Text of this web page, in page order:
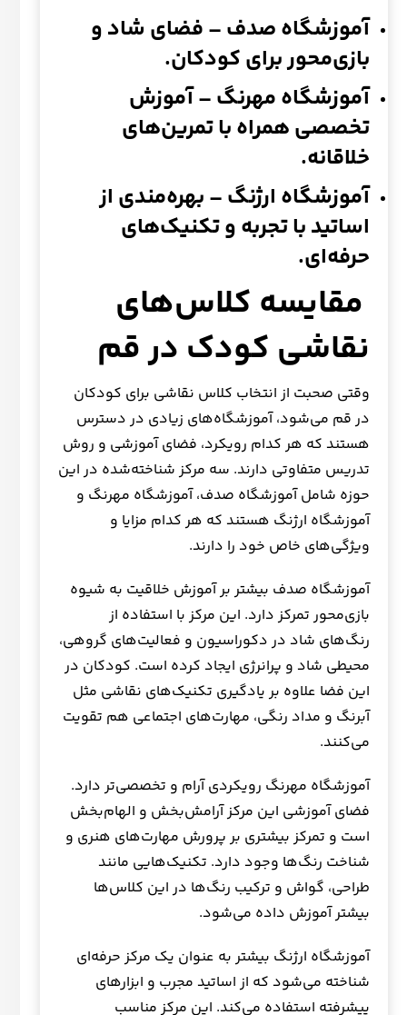
آموزشگاه صدف– فضای شاد و
بازی‌محور برای کودکان.
آموزشگاه مهرنگ– آموزش
تخصصی همراه با تمرین‌های
خلاقانه.
آموزشگاه ارژنگ– بهره‌مندی از
اساتید با تجربه و تکنیک‌های
حرفه‌ای.
مقایسه کلاس‌های
نقاشی کودک در قم
وقتی صحبت از انتخاب کلاس نقاشی برای کودکان
در قم می‌شود، آموزشگاه‌های زیادی در دسترس
هستند که هر کدام رویکرد، فضای آموزشی و روش
تدریس متفاوتی دارند. سه مرکز شناخته‌شده در این
حوزه شامل آموزشگاه صدف، آموزشگاه مهرنگ و
آموزشگاه ارژنگ هستند که هر کدام مزایا و
ویژگی‌های خاص خود را دارند.
آموزشگاه صدف بیشتر بر آموزش خلاقیت به شیوه
بازی‌محور تمرکز دارد. این مرکز با استفاده از
رنگ‌های شاد در دکوراسیون و فعالیت‌های گروهی،
محیطی شاد و پرانرژی ایجاد کرده است. کودکان در
این فضا علاوه بر یادگیری تکنیک‌های نقاشی مثل
آبرنگ و مداد رنگی، مهارت‌های اجتماعی هم تقویت
می‌کنند.
آموزشگاه مهرنگ رویکردی آرام و تخصصی‌تر دارد.
فضای آموزشی این مرکز آرامش‌بخش و الهام‌بخش
است و تمرکز بیشتری بر پرورش مهارت‌های هنری و
شناخت رنگ‌ها وجود دارد. تکنیک‌هایی مانند
طراحی، گواش و ترکیب رنگ‌ها در این کلاس‌ها
بیشتر آموزش داده می‌شود.
آموزشگاه ارژنگ بیشتر به عنوان یک مرکز حرفه‌ای
شناخته می‌شود که از اساتید مجرب و ابزارهای
پیشرفته استفاده می‌کند. این مرکز مناسب